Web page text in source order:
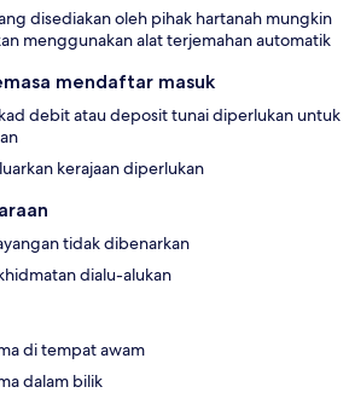
disediakan oleh pihak hartanah mungkin
menggunakan alat terjemahan automatik
mendaftar masuk
debit atau deposit tunai diperlukan untuk
kerajaan diperlukan
tidak dibenarkan
dialu-alukan
di tempat awam
dalam bilik